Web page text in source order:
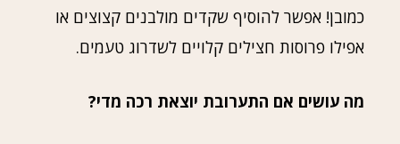
כמובן! אפשר להוסיף שקדים מולבנים קצוצים או
אפילו פרוסות חצילים קלויים לשדרוג טעמים.
מה עושים אם התערובת יוצאת רכה מדי?